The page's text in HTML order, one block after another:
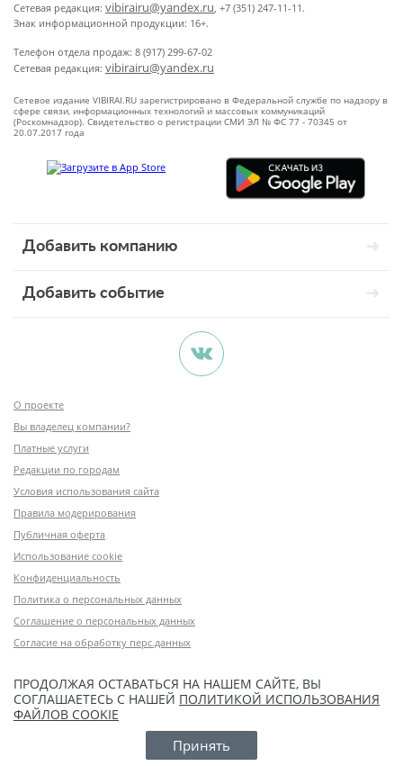
Сетевая редакция: vibirairu@yandex.ru, +7 (351) 247-11-11.
Знак информационной продукции: 16+.
Телефон отдела продаж: 8 (917) 299-67-02
Сетевая редакция: vibirairu@yandex.ru
Сетевое издание VIBIRAI.RU зарегистрировано в Федеральной службе по надзору в
сфере связи, информационных технологий и массовых коммуникаций
(Роскомнадзор). Свидетельство о регистрации СМИ ЭЛ № ФС 77 - 70345 от
20.07.2017 года
Добавить компанию
Добавить событие
О проекте
Вы владелец компании?
Платные услуги
Редакции по городам
Условия использования сайта
Правила модерирования
Публичная оферта
Использование cookie
Конфиденциальность
Политика о персональных данных
Соглашение о персональных данных
Согласие на обработку перс.данных
ПРОДОЛЖАЯ ОСТАВАТЬСЯ НА НАШЕМ САЙТЕ, ВЫ
СОГЛАШАЕТЕСЬ С НАШЕЙ ПОЛИТИКОЙ ИСПОЛЬЗОВАНИЯ
ФАЙЛОВ COOKIE
Принять